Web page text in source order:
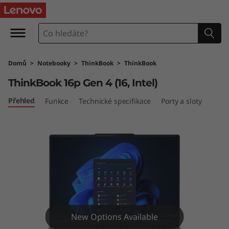
T
h
n
k
Domů > Notebooky > ThinkBook > ThinkBook
ThinkBook 16p Gen 4 (16, Intel)
Přehled Funkce Technické specifikace Porty a sloty
New Options Available